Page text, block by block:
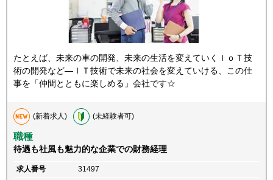
たとえば、未来の車の開発、未来の生活を変えていくＩｏＴ技
術の開発など―ＩＴ技術で未来の社会を変えていける、この仕
事を「仲間とともに楽しめる」会社です☆
(新着求人) (未経験者可)
職種
待遇も社風も魅力的な企業での財務経理
求人番号
31497